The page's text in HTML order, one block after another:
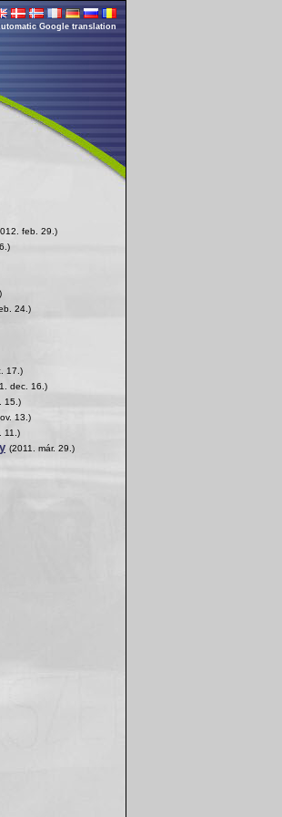
Google translation
feb. 29.)
24.)
17.)
dec. 16.)
15.)
13.)
11.)
(2011. már. 29.)